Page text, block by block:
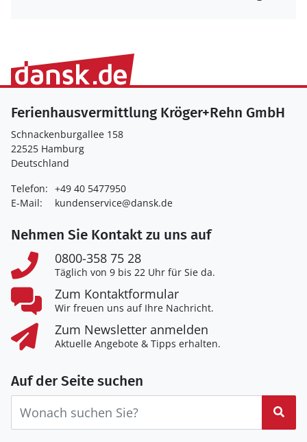
Ferienhausvermittlung Kröger+Rehn GmbH
Schnackenburgallee 158
22525 Hamburg
Deutschland
Telefon: +49 40 5477950
E-Mail:
kundenservice@dansk.de
Nehmen Sie Kontakt zu uns auf
0800-358 75 28
Täglich von 9 bis 22 Uhr für Sie da.
Zum Kontaktformular
Wir freuen uns auf Ihre Nachricht.
Zum Newsletter anmelden
Aktuelle Angebote & Tipps erhalten.
Auf der Seite suchen